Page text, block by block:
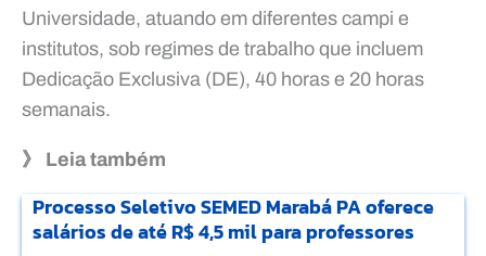
Universidade, atuando em diferentes campi e
institutos, sob regimes de trabalho que incluem
Dedicação Exclusiva (DE), 40 horas e 20 horas
semanais.
》 Leia também
Processo Seletivo SEMED Marabá PA oferece
salários de até R$ 4,5 mil para professores